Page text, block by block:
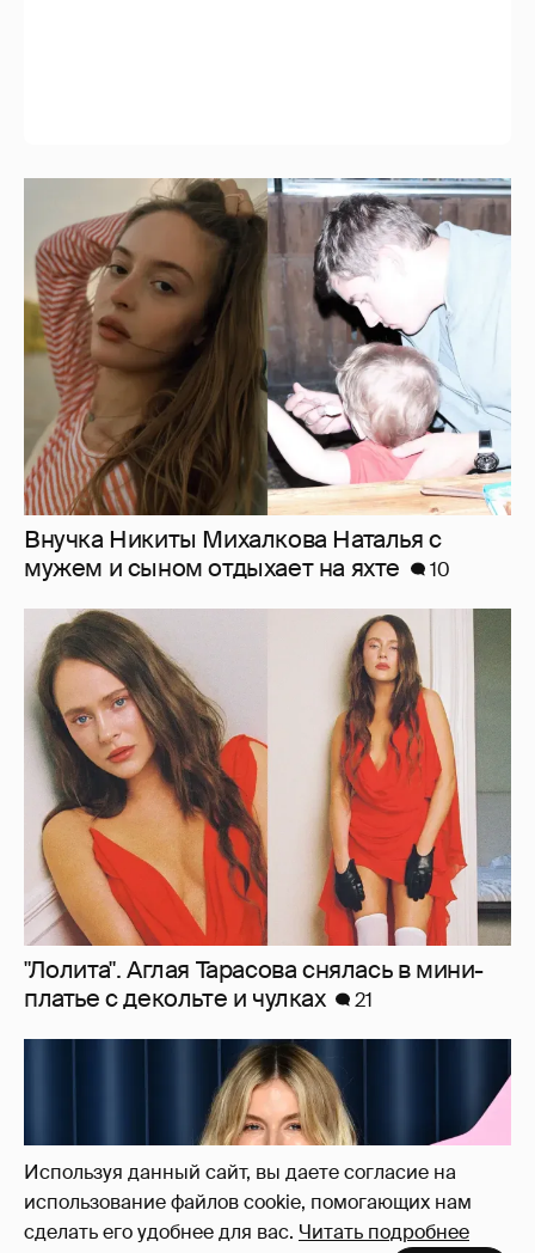
Используя данный сайт, вы даете согласие на
использование файлов cookie, помогающих нам
сделать его удобнее для вас. Читать подробнее
Внучка Никиты Михалкова Наталья с
мужем и сыном отдыхает на яхте
10
"Лолита". Аглая Тарасова снялась в мини-
платье с декольте и чулках
21